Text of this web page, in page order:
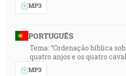
MP3
PORTUGUÊS
Tema: “Ordenação bíblica
quatro anjos e os quatro
MP3